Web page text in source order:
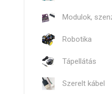
Modulok,
Robotika
Tápellátás
Szerelt kábel